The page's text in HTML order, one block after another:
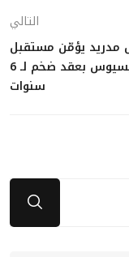
التالي
مدريد يؤمّن مستقبل
فينيسيوس بعقد ضخم لـ 6
سنوات